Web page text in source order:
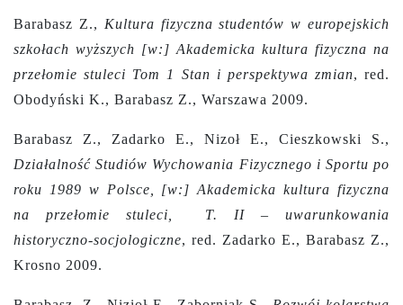
Barabasz Z., Kultura fizyczna studentów w europejskich
szkołach wyższych [w:] Akademicka kultura fizyczna na
przełomie stuleci Tom 1 Stan i perspektywa zmian, red.
Obodyński K., Barabasz Z., Warszawa 2009.
Barabasz Z., Zadarko E., Nizoł E., Cieszkowski S.,
Działalność Studiów Wychowania Fizycznego i Sportu po
roku 1989 w Polsce, [w:] Akademicka kultura fizyczna
na przełomie stuleci, T. II – uwarunkowania
historyczno-socjologiczne, red. Zadarko E., Barabasz Z.,
Krosno 2009.